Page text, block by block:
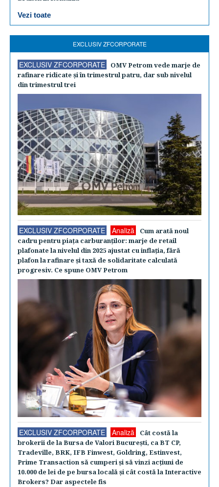
Vezi toate
EXCLUSIV ZFCORPORATE
EXCLUSIV ZFCORPORATE
OMV Petrom vede marje de
rafinare ridicate şi în trimestrul patru, dar sub nivelul
din trimestrul trei
EXCLUSIV ZFCORPORATE Analiză
Cum arată noul
cadru pentru piaţa carburanţilor: marje de retail
plafonate la nivelul din 2025 ajustat cu inflaţia, fără
plafon la rafinare şi taxă de solidaritate calculată
progresiv. Ce spune OMV Petrom
EXCLUSIV ZFCORPORATE Analiză
Cât costă la
brokerii de la Bursa de Valori Bucureşti, ca BT CP,
Tradeville, BRK, IFB Finwest, Goldring, Estinvest,
Prime Transaction să cumperi şi să vinzi acţiuni de
10.000 de lei de pe bursa locală şi cât costă la Interactive
Brokers? Dar aspectele fis